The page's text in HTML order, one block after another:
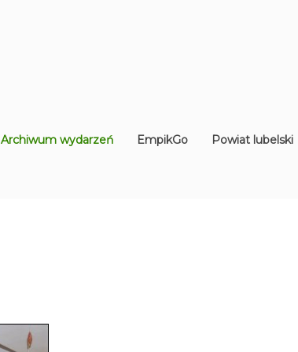
Archiwum wydarzeń EmpikGo Powiat lubelski